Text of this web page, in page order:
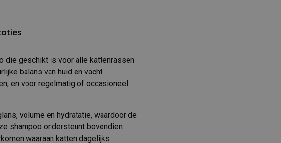
die geschikt is voor alle kattenrassen
balans van huid en vacht
en voor regelmatig of occasioneel
volume en hydratatie, waardoor de
shampoo ondersteunt bovendien
waaraan katten dagelijks